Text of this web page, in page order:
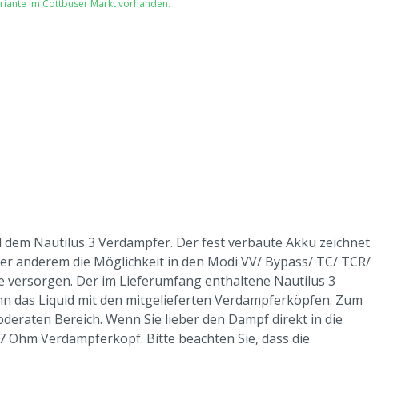
im Cottbuser Markt vorhanden.
Nautilus 3 Verdampfer. Der fest verbaute Akku zeichnet
anderem die Möglichkeit in den Modi VV/ Bypass/ TC/ TCR/
versorgen. Der im Lieferumfang enthaltene Nautilus 3
das Liquid mit den mitgelieferten Verdampferköpfen. Zum
Bereich. Wenn Sie lieber den Dampf direkt in die
Verdampferkopf. Bitte beachten Sie, dass die